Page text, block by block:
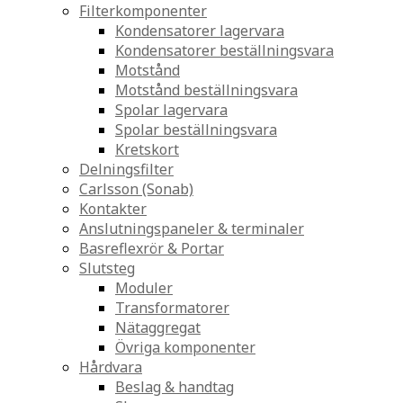
Filterkomponenter
Kondensatorer lagervara
Kondensatorer beställningsvara
Motstånd
Motstånd beställningsvara
Spolar lagervara
Spolar beställningsvara
Kretskort
Delningsfilter
Carlsson (Sonab)
Kontakter
Anslutningspaneler & terminaler
Basreflexrör & Portar
Slutsteg
Moduler
Transformatorer
Nätaggregat
Övriga komponenter
Hårdvara
Beslag & handtag